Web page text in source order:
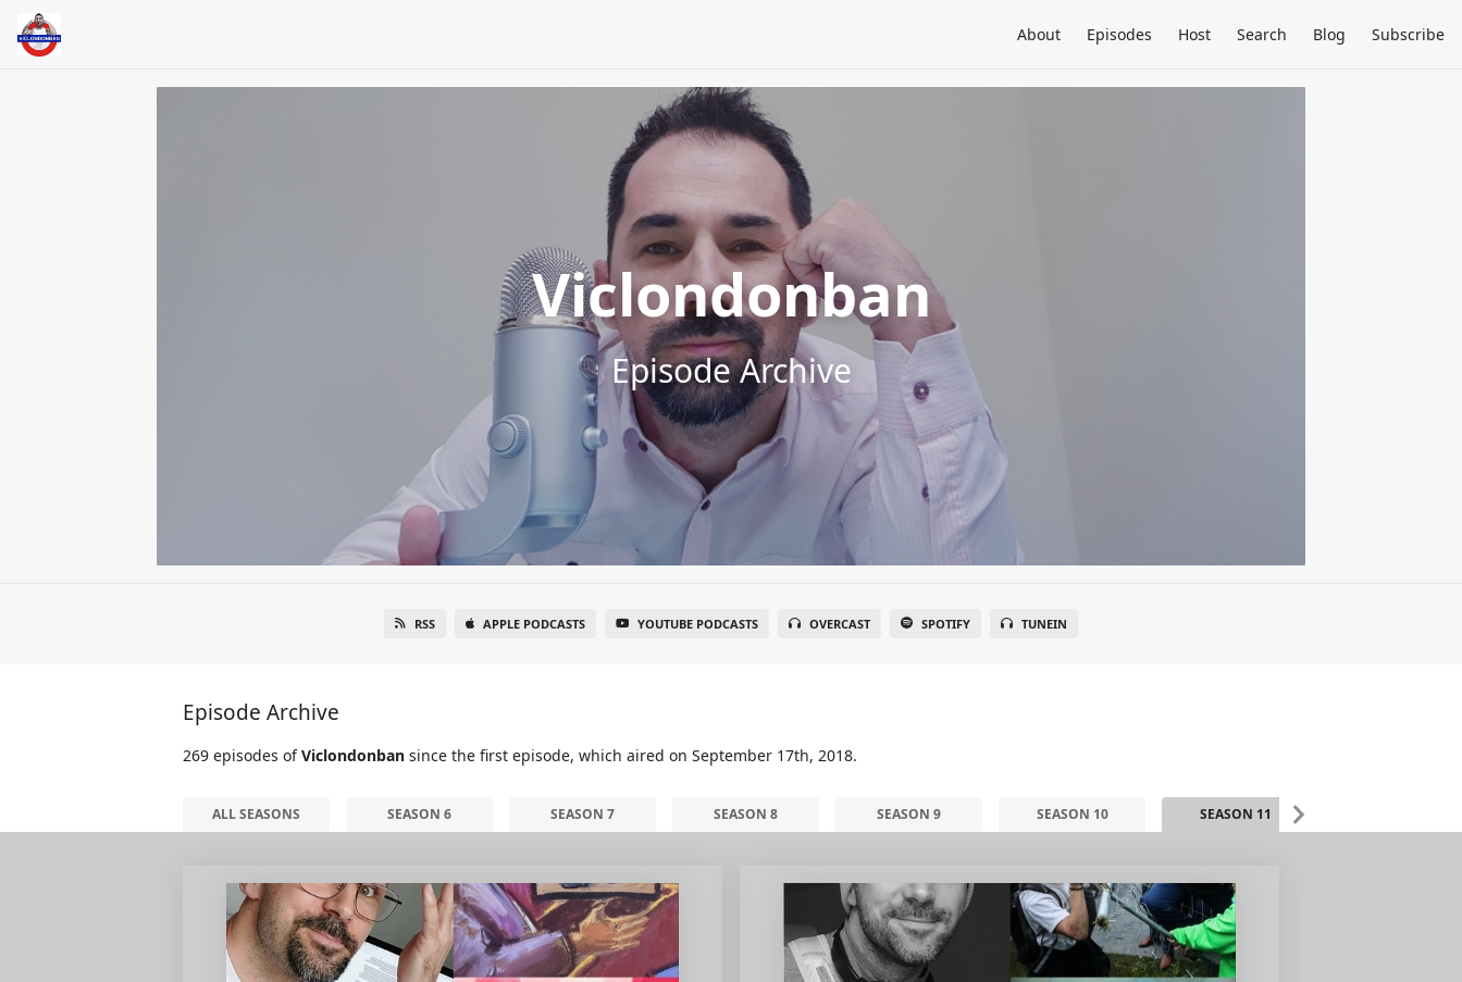
About Episodes Host Search Blog Subscribe
Viclondonban
Episode Archive
RSS APPLE PODCASTS YOUTUBE PODCASTS OVERCAST SPOTIFY TUNEIN
Episode Archive
269 episodes ofViclondonban since the first episode, which aired on September 17th, 2018.
ALL SEASONS SEASON 6 SEASON 7 SEASON 8 SEASON 9 SEASON 10 SEASON 11